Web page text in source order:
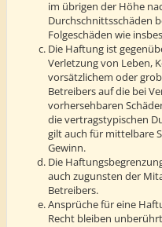
im übrigen der Höhe
Durchschnittsschäden
Folgeschäden wie
Die Haftung ist
Verletzung von Leben,
vorsätzlichem oder
Betreibers auf die bei
vorhersehbaren
die vertragstypischen
gilt auch für mittelbare
Gewinn.
Die
auch zugunsten der
Betreibers.
Ansprüche für eine
Recht bleiben